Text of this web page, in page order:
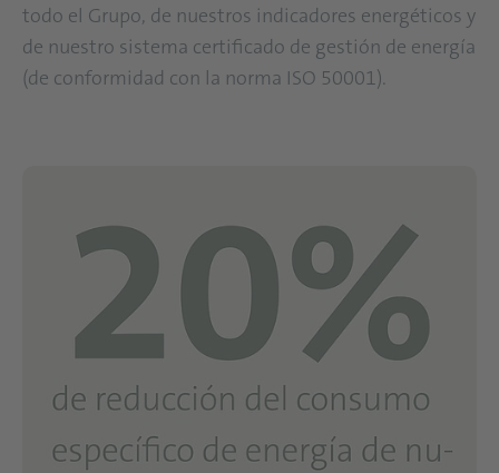
todo el Grupo, de nuestros indicadores energéticos y
de nuestro sistema certificado de gestión de energía
(de conformidad con la norma ISO 50001).